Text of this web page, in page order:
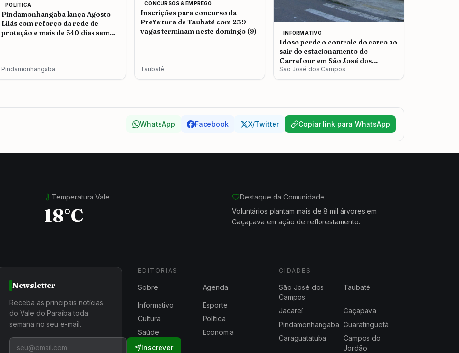
POLÍTICA
Pindamonhangaba lança Agosto
Lilás com reforço da rede de
proteção e mais de 540 dias sem
Pindamonhangaba
CONCURSOS & EMPREGO
Inscrições para concurso da
Prefeitura de Taubaté com 239
vagas terminam neste domingo (9)
Taubaté
INFORMATIVO
Idoso perde o controle do carro ao
sair do estacionamento do
Carrefour em São José dos
Campos
São José dos Campos
WhatsApp Facebook X/Twitter Copiar link para WhatsApp
Temperatura Vale
18°C
Destaque da Comunidade
Voluntários plantam mais de 8 mil árvores em
Caçapava em ação de reflorestamento.
Newsletter
Receba as principais notícias
do Vale do Paraíba toda
semana no seu e-mail.
Inscrever
EDITORIAS
Sobre Agenda
Informativo
Esporte
Cultura
Política
Saúde
Economia
CIDADES
São José dos
Campos
Taubaté
Jacareí
Caçapava
Pindamonhangaba Guaratinguetá
Caraguatatuba
Campos do
Jordão